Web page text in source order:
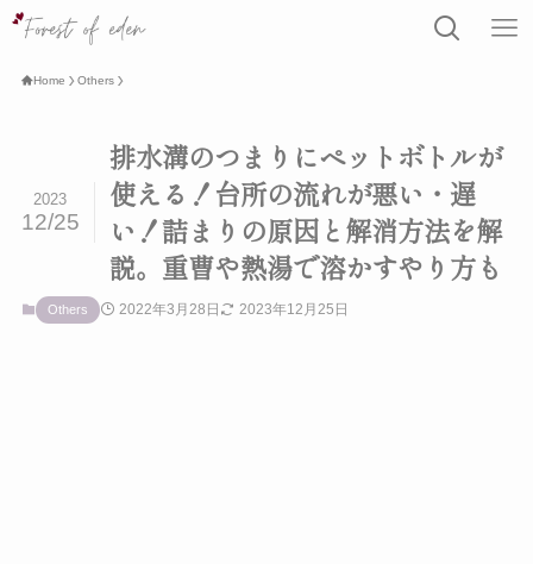
Home Others
排水溝のつまりにペットボトルが
使える！台所の流れが悪い・遅
い！詰まりの原因と解消方法を解
説。重曹や熱湯で溶かすやり方も
2023
12/25
Others 2022年3月28日 2023年12月25日